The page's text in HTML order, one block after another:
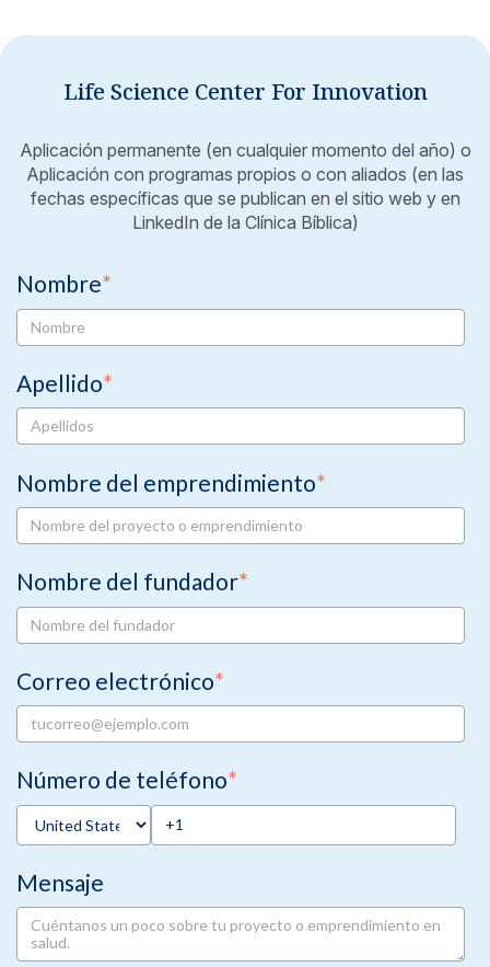
Life Science Center For Innovation
Aplicación permanente (en cualquier momento del año) o
Aplicación con programas propios o con aliados (en las
fechas específicas que se publican en el sitio web y en
LinkedIn de la Clínica Bíblica)
Nombre*
Apellido*
Nombre del emprendimiento*
Nombre del fundador*
Correo electrónico*
Número de teléfono*
Mensaje